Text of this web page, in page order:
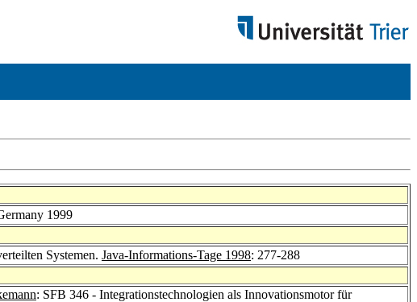
1999
Systemen. Java-Informations-Tage 1998: 277-288
: SFB 346 - Integrationstechnologien als Innovationsmotor für